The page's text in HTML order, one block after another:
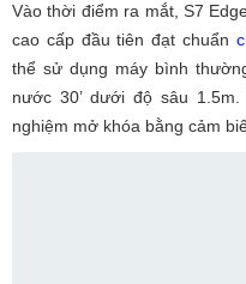
Vào thời điểm ra mắt, S7
cao cấp đầu tiên đạt chuẩn
thể sử dụng máy bình
nước 30’ dưới độ sâu
nghiệm mở khóa bằng cảm